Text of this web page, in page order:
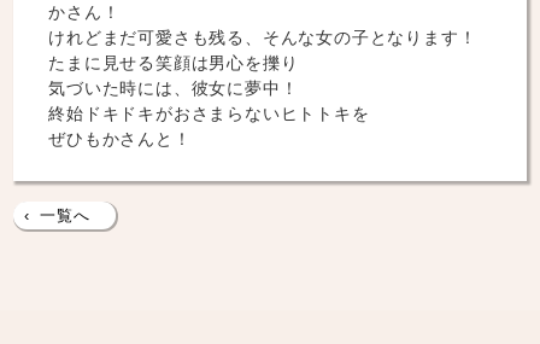
かさん！
けれどまだ可愛さも残る、そんな女の子となります！
たまに見せる笑顔は男心を擽り
気づいた時には、彼女に夢中！
終始ドキドキがおさまらないヒトトキを
ぜひもかさんと！
‹ 一覧へ